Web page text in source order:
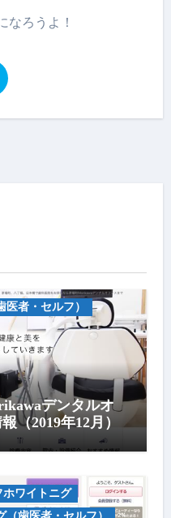
なろうよ！
者・セルフ）
デンタルオ
（2019年12月）
ホワイトニグ